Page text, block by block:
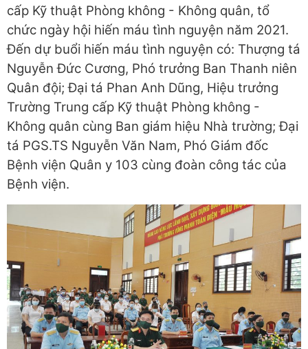
cấp Kỹ thuật Phòng không - Không quân, tổ
chức ngày hội hiến máu tình nguyện năm 2021.
Đến dự buổi hiến máu tình nguyện có: Thượng tá
Nguyễn Đức Cương, Phó trưởng Ban Thanh niên
Quân đội; Đại tá Phan Anh Dũng, Hiệu trưởng
Trường Trung cấp Kỹ thuật Phòng không -
Không quân cùng Ban giám hiệu Nhà trường; Đại
tá PGS.TS Nguyễn Văn Nam, Phó Giám đốc
Bệnh viện Quân y 103 cùng đoàn công tác của
Bệnh viện.